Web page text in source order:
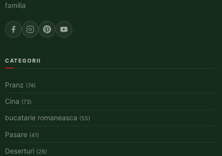
familia
CATEGORII
Pranz (74)
Cina (73)
bucatarie romaneasca (55)
Pasare (41)
Deserturi (26)